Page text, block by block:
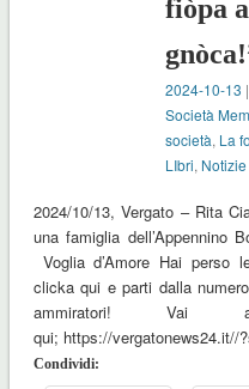
fiòpa
2024-10-13
Società
società, La
LIbri,
2024/10/13, Vergato – Rita
una famiglia dell’Appennino
Voglia d’Amore Hai perso
clicka qui e parti dalla
ammiratori! Vai
qui; https://vergatonews24.it//
Condividi: